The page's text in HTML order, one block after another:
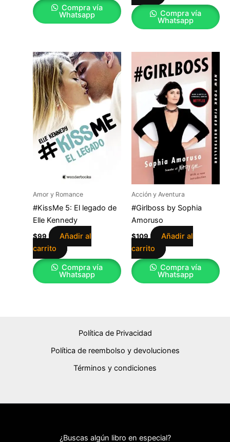
Compra vía
Whatsapp Compra vía
Whatsapp
Amor y Romance
#KissMe 5: El legado de
Elle Kennedy
$99
Añadir al
carrito
Compra vía
Whatsapp
Acción y Aventura
#Girlboss by Sophia
Amoruso
$109
Añadir al
carrito
Compra vía
Whatsapp
Política de Privacidad
Política de reembolso y devoluciones
Términos y condiciones
¿Buscas algún libro en especial?